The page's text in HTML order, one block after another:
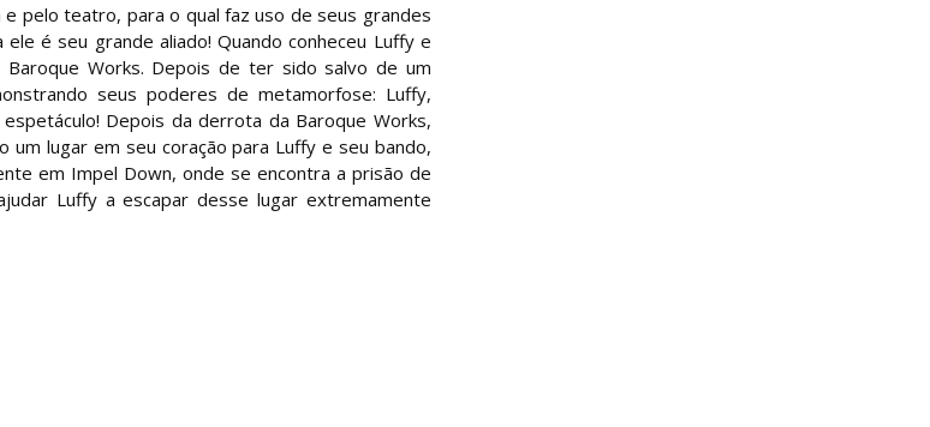
pelo teatro, para o qual faz uso de seus grandes
é seu grande aliado! Quando conheceu Luffy e
Works. Depois de ter sido salvo de um
seus poderes de metamorfose: Luffy,
Depois da derrota da Baroque Works,
lugar em seu coração para Luffy e seu bando,
em Impel Down, onde se encontra a prisão de
Luffy a escapar desse lugar extremamente